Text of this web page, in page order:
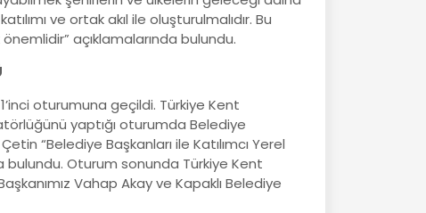
ve ortak akıl ile oluşturulmalıdır. Bu
açıklamalarında bulundu.
1’inci oturumuna geçildi. Türkiye Kent
yaptığı oturumda Belediye
“Belediye Başkanları ile Katılımcı Yerel
bulundu. Oturum sonunda Türkiye Kent
Vahap Akay ve Kapaklı Belediye